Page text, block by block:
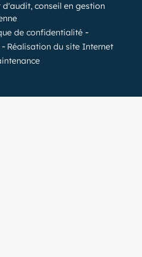
conseil en gestion
de confidentialité
Réalisation du site Internet